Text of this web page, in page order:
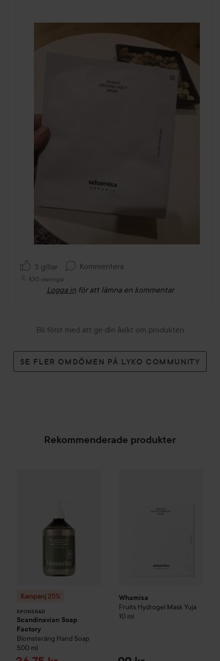
3 gillar Kommentera
430 visningar
Logga in för att lämna en kommentar
Bli först med att ge din åsikt om produkten
SE FLER OMDÖMEN PÅ LYKO COMMUNITY
Rekommenderade produkter
Kampanj 25%
SPONSRAD
Scandinavian Soap
Factory
Blomsteräng Hand Soap
500 ml
Whamisa
Fruits Hydrogel Mask Yuja
10 ml